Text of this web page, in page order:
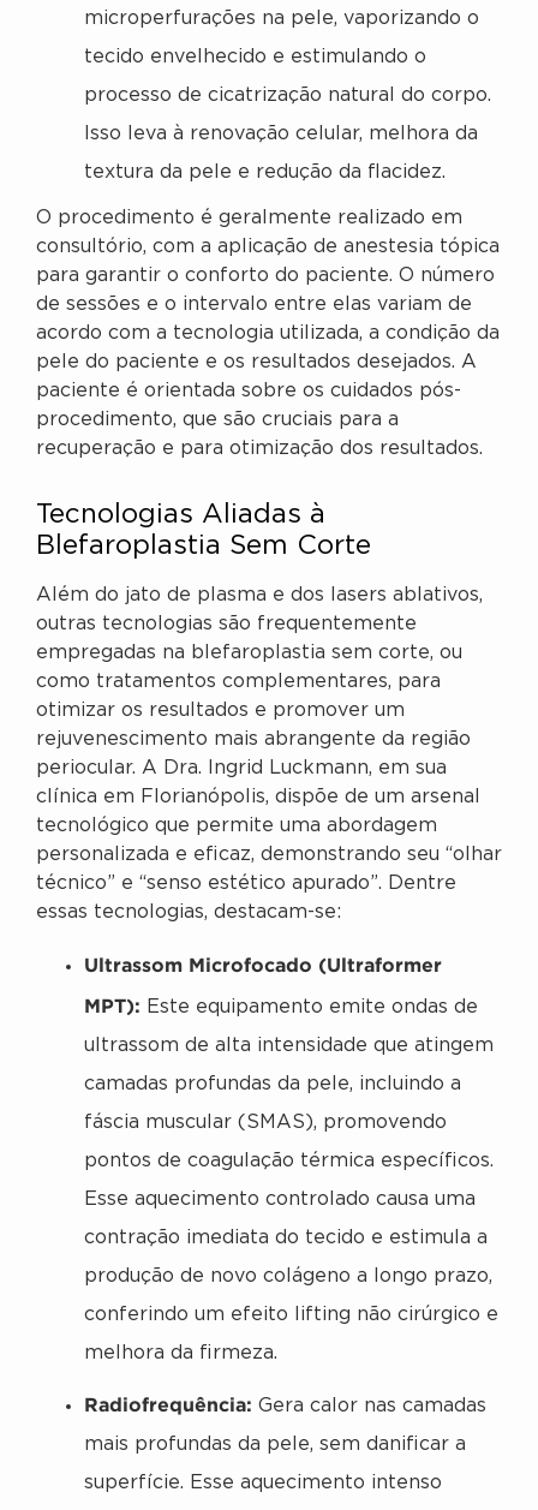
microperfurações na pele, vaporizando o
tecido envelhecido e estimulando o
processo de cicatrização natural do corpo.
Isso leva à renovação celular, melhora da
textura da pele e redução da flacidez.
O procedimento é geralmente realizado em
consultório, com a aplicação de anestesia tópica
para garantir o conforto do paciente. O número
de sessões e o intervalo entre elas variam de
acordo com a tecnologia utilizada, a condição da
pele do paciente e os resultados desejados. A
paciente é orientada sobre os cuidados pós-
procedimento, que são cruciais para a
recuperação e para otimização dos resultados.
Tecnologias Aliadas à
Blefaroplastia Sem Corte
Além do jato de plasma e dos lasers ablativos,
outras tecnologias são frequentemente
empregadas na blefaroplastia sem corte, ou
como tratamentos complementares, para
otimizar os resultados e promover um
rejuvenescimento mais abrangente da região
periocular. A Dra. Ingrid Luckmann, em sua
clínica em Florianópolis, dispõe de um arsenal
tecnológico que permite uma abordagem
personalizada e eficaz, demonstrando seu “olhar
técnico” e “senso estético apurado”. Dentre
essas tecnologias, destacam-se:
Ultrassom Microfocado (Ultraformer
MPT): Este equipamento emite ondas de
ultrassom de alta intensidade que atingem
camadas profundas da pele, incluindo a
fáscia muscular (SMAS), promovendo
pontos de coagulação térmica específicos.
Esse aquecimento controlado causa uma
contração imediata do tecido e estimula a
produção de novo colágeno a longo prazo,
conferindo um efeito lifting não cirúrgico e
melhora da firmeza.
Radiofrequência: Gera calor nas camadas
mais profundas da pele, sem danificar a
superfície. Esse aquecimento intenso